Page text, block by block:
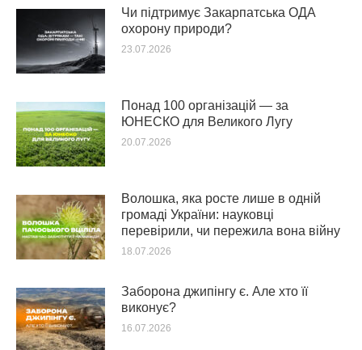
Чи підтримує Закарпатська ОДА
охорону природи?
23.07.2026
Понад 100 організацій — за
ЮНЕСКО для Великого Лугу
20.07.2026
Волошка, яка росте лише в одній
громаді України: науковці
перевірили, чи пережила вона війну
18.07.2026
Заборона джипінгу є. Але хто її
виконує?
16.07.2026